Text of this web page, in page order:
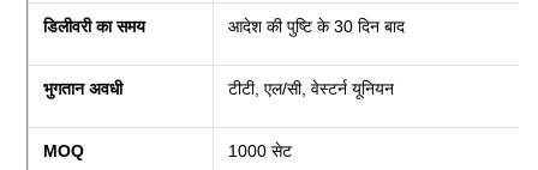
डिलीवरी का समय आदेश की पुष्टि के 30 दिन बाद
भुगतान अवधी टीटी, एल/सी, वेस्टर्न यूनियन
MOQ 1000 सेट